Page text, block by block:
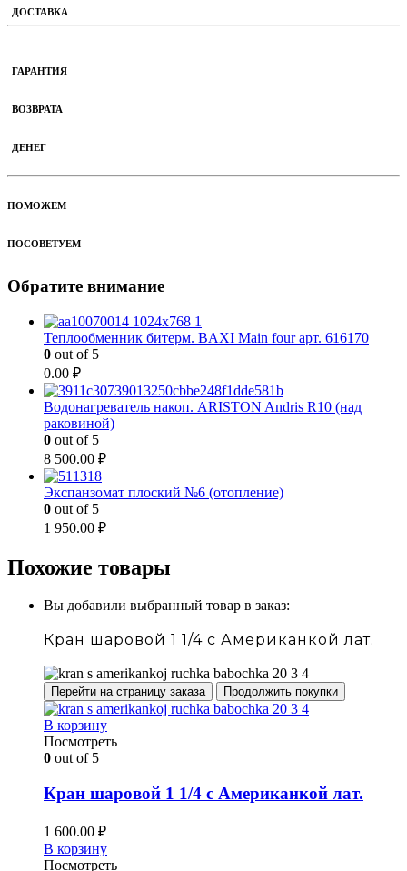
ДОСТАВКА
ГАРАНТИЯ
ВОЗВРАТА
ДЕНЕГ
ПОМОЖЕМ
ПОСОВЕТУЕМ
Обратите внимание
Теплообменник битерм. BAXI Main four арт. 616170
0 out of 5
0.00 ₽
Водонагреватель накоп. ARISTON Andris R10 (над
раковиной)
0 out of 5
8 500.00 ₽
Экспанзомат плоский №6 (отопление)
0 out of 5
1 950.00 ₽
Похожие товары
Вы добавили выбранный товар в заказ:
Кран шаровой 1 1/4 c Американкой лат.
Перейти на страницу заказа Продолжить покупки
В корзину
Посмотреть
0 out of 5
Кран шаровой 1 1/4 c Американкой лат.
1 600.00 ₽
В корзину
Посмотреть